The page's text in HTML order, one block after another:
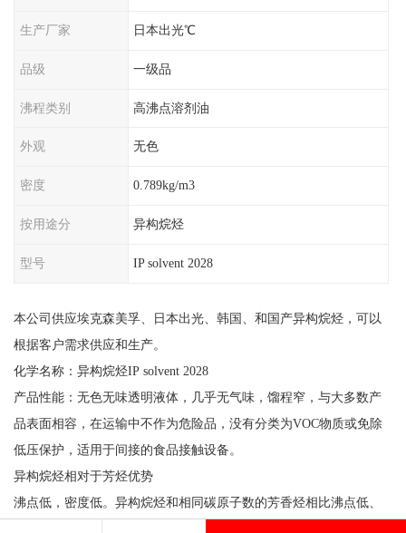
生产厂家 日本出光℃
品级 一级品
沸程类别 高沸点溶剂油
外观 无色
密度 0.789kg/m3
按用途分 异构烷烃
型号 IP solvent 2028
本公司供应埃克森美孚、日本出光、韩国、和国产异构烷烃，可以
根据客户需求供应和生产。
化学名称：异构烷烃IP solvent 2028
产品性能：无色无味透明液体，几乎无气味，馏程窄，与大多数产
品表面相容，在运输中不作为危险品，没有分类为VOC物质或免除
低压保护，适用于间接的食品接触设备。
异构烷烃相对于芳烃优势
沸点低，密度低。异构烷烃和相同碳原子数的芳香烃相比沸点低、